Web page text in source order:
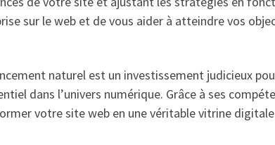
sur le web et de vous aider à atteindre vos
naturel est un investissement judicieux
dans l’univers numérique. Grâce à ses
votre site web en une véritable vitrine